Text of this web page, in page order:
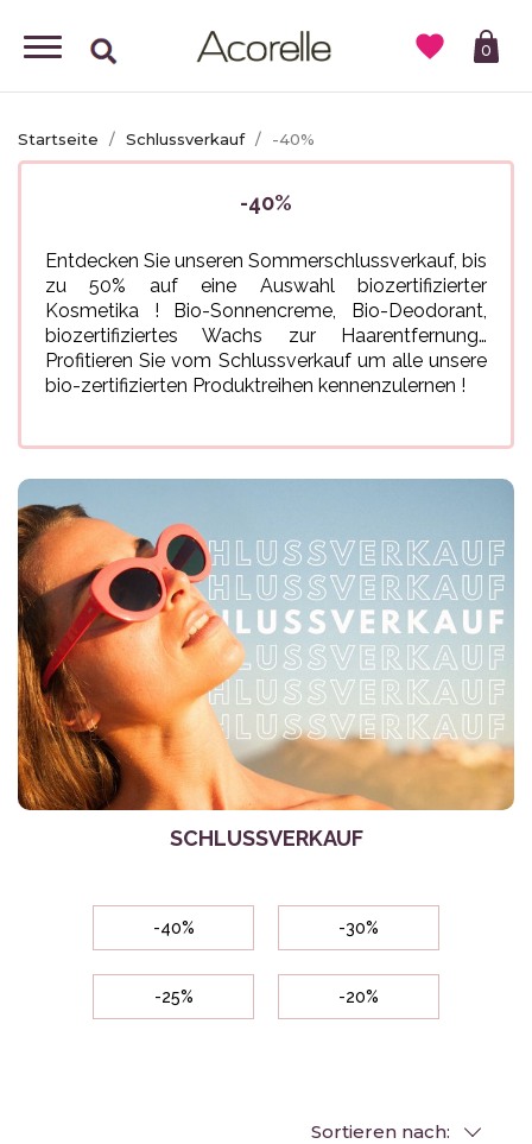
0

Startseite Schlussverkauf -40%
-40%
Entdecken Sie unseren Sommerschlussverkauf, bis
zu 50% auf eine Auswahl biozertifizierter
Kosmetika ! Bio-Sonnencreme, Bio-Deodorant,
biozertifiziertes Wachs zur Haarentfernung…
Profitieren Sie vom Schlussverkauf um alle unsere
bio-zertifizierten Produktreihen kennenzulernen !
SCHLUSSVERKAUF
-40% -30%
-25% -20%
Sortieren nach: